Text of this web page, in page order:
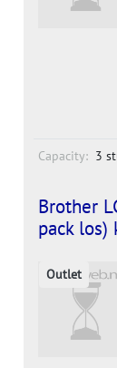
Capacity: 3
Brother
pack los)
Outlet